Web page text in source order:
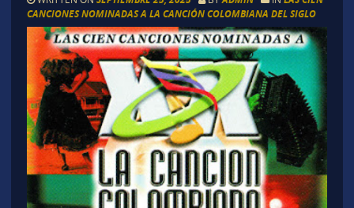
CANCIONES NOMINADAS A LA CANCIÓN COLOMBIANA DEL SIGLO